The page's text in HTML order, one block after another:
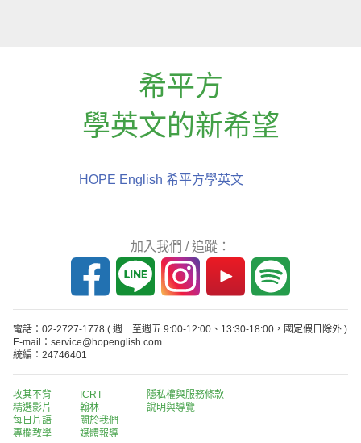
希平方
學英文的新希望
HOPE English 希平方學英文
加入我們 / 追蹤：
電話：02-2727-1778 ( 週一至週五 9:00-12:00、13:30-18:00，國定假日除外 )
E-mail：service@hopenglish.com
統編：24746401
攻其不背
精選影片
每日片語
專欄教學
ICRT
翰林
關於我們
媒體報導
隱私權與服務條款
說明與導覽